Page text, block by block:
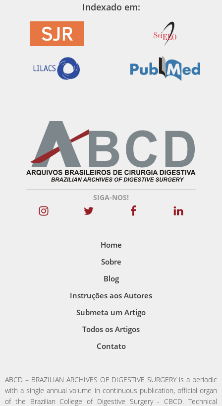
Indexado em:
SIGA-NOS!
Home
Sobre
Blog
Instruções aos Autores
Submeta um Artigo
Todos os Artigos
Contato
ABCD – BRAZILIAN ARCHIVES OF DIGESTIVE SURGERY is a periodic
with a single annual volume in continuous publication, official organ
of the Brazilian College of Digestive Surgery - CBCD. Technical